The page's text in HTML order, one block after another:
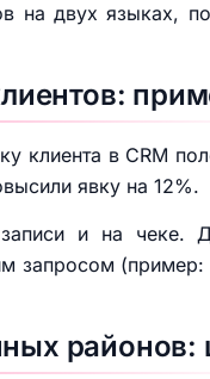
на двух языках,
клиента в CRM
явку на 12%.
и на
запросом
районов: